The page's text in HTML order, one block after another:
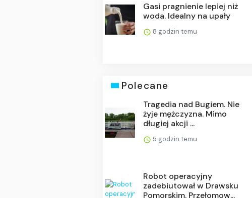
Gasi pragnienie lepiej niż
woda. Idealny na upały
8 godzin temu
Polecane
Tragedia nad Bugiem. Nie
żyje mężczyzna. Mimo
długiej akcji ...
5 godzin temu
Robot operacyjny
zadebiutował w Drawsku
Pomorskim. Przełomow...